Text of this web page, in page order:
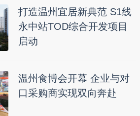
打造温州宜居新典范 S1线
永中站TOD综合开发项目
启动
温州食博会开幕 企业与对
口采购商实现双向奔赴